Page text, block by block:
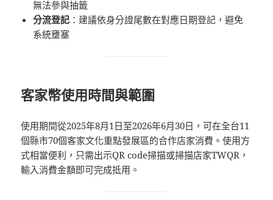
無法參與抽籤
分流登記 ：建議依身分證尾數在對應日期登記，避免
系統壅塞
客家幣使用時間與範圍
使用期間從2025年8月1日至2026年6月30日，可在全台11
個縣市70個客家文化重點發展區的合作店家消費。使用方
式相當便利，只需出示QR code掃描或掃描店家TWQR，
輸入消費金額即可完成抵用。